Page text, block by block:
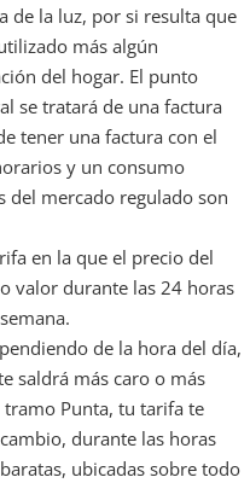
de la luz, por si resulta que
más algún
del hogar. El punto
se tratará de una factura
tener una factura con el
y un consumo
del mercado regulado son
en la que el precio del
valor durante las 24 horas
de la hora del día,
saldrá más caro o más
Punta, tu tarifa te
durante las horas
ubicadas sobre todo